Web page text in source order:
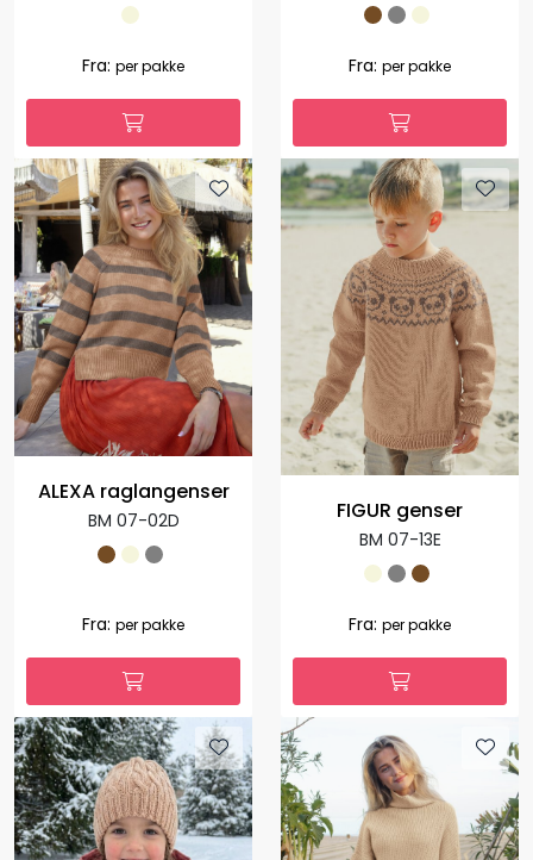
Fra: per pakke Fra: per pakke
ALEXA raglangenser
BM 07-02D
Fra: per pakke
FIGUR genser
BM 07-13E
Fra: per pakke